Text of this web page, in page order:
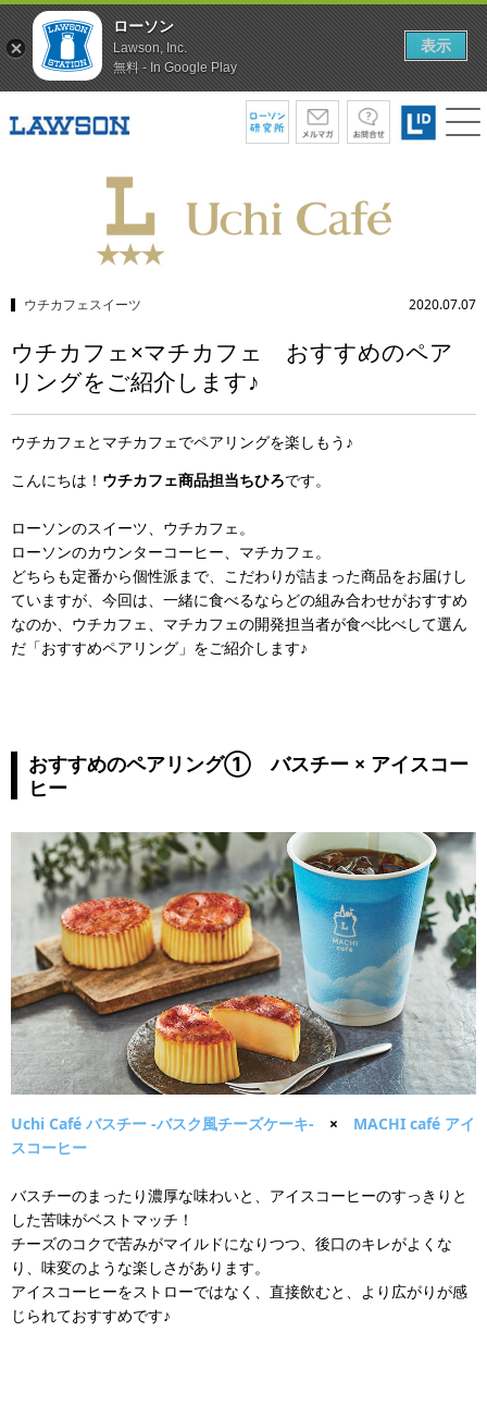
ウチカフェスイーツ 2020.07.07
ウチカフェ×マチカフェ おすすめのペア
リングをご紹介します♪
ウチカフェとマチカフェでペアリングを楽しもう♪
こんにちは！ ウチカフェ商品担当ちひろです。
ローソンのスイーツ、ウチカフェ。
ローソンのカウンターコーヒー、マチカフェ。
どちらも定番から個性派まで、こだわりが詰まった商品をお届けし
ていますが、今回は、一緒に食べるならどの組み合わせがおすすめ
なのか、ウチカフェ、マチカフェの開発担当者が食べ比べして選ん
だ「おすすめペアリング」をご紹介します♪
おすすめのペアリング① バスチー × アイスコー
ヒー
Uchi Café バスチー -バスク風チーズケーキ- × MACHI café アイ
スコーヒー
バスチーのまったり濃厚な味わいと、アイスコーヒーのすっきりと
した苦味がベストマッチ！
チーズのコクで苦みがマイルドになりつつ、後口のキレがよくな
り、味変のような楽しさがあります。
アイスコーヒーをストローではなく、直接飲むと、より広がりが感
じられておすすめです♪
ローソン
Lawson, Inc.
無料 - In Google Play
表示